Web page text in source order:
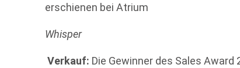
erschienen bei Atrium
Whisper
Verkauf: Die Gewinner des Sales